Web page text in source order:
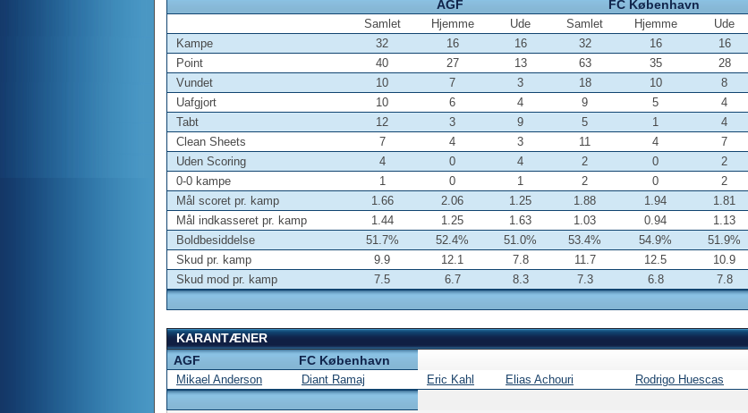
AGF
FC København
Samlet Hjemme Ude Samlet Hjemme
Ude
Kampe
32 16 16 32 16
16
Point
40 27 13 63 35
28
Vundet
10 7 3 18 10
8
Uafgjort
10 6 4 9 5
4
Tabt
12 3 9 5 1
4
Clean Sheets
7 4 3 11 4
7
Uden Scoring
4 0 4 2 0
2
0-0 kampe
1 0 1 2 0
2
Mål scoret pr. kamp
1.66 2.06 1.25 1.88 1.94
1.81
Mål indkasseret pr. kamp
1.44 1.25 1.63 1.03 0.94
1.13
Boldbesiddelse
51.7% 52.4% 51.0% 53.4% 54.9%
51.9%
Skud pr. kamp
9.9 12.1 7.8 11.7 12.5
10.9
Skud mod pr. kamp
7.5 6.7 8.3 7.3 6.8 7.8
KARANTÆNER
AGF
FC København
Mikael Anderson Diant Ramaj Eric Kahl Elias Achouri Rodrigo Huescas